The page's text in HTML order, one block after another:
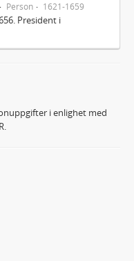
Person 1621-1659
President i
i enlighet med